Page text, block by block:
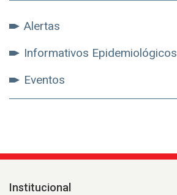
Alertas
Informativos Epidemiológicos
Eventos
Institucional